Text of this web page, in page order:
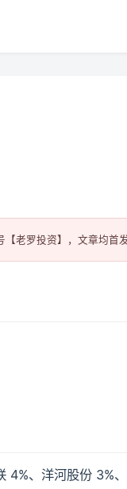
4%、洋河股份 3%